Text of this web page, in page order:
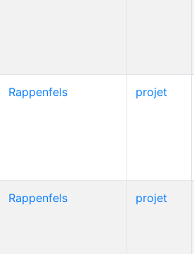
Rappenfels projet
Rappenfels projet